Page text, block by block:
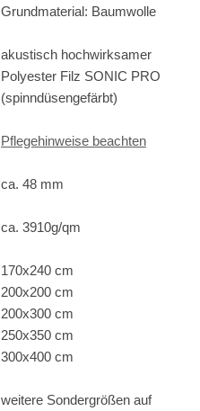
Grundmaterial: Baumwolle
akustisch hochwirksamer
Polyester Filz SONIC PRO
(spinndüsengefärbt)
Pflegehinweise beachten
ca. 48 mm
ca. 3910g/qm
170x240 cm
200x200 cm
200x300 cm
250x350 cm
300x400 cm
weitere Sondergrößen auf